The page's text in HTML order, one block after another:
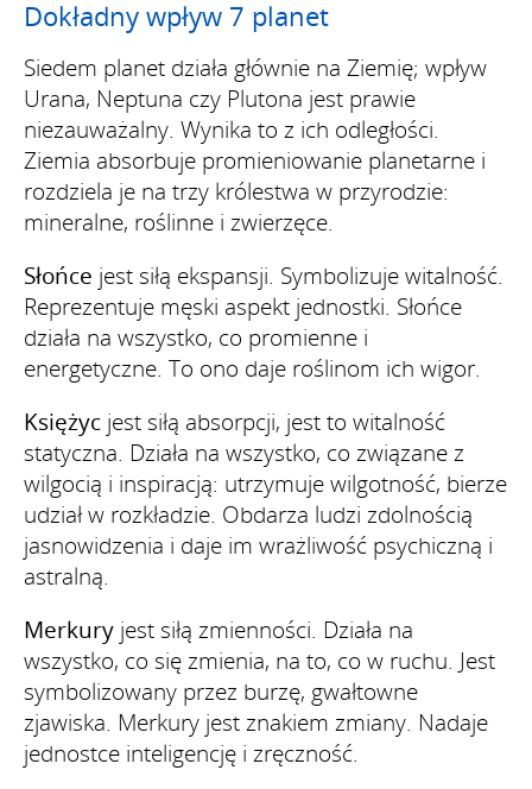
Dokładny wpływ 7 planet
Siedem planet działa głównie na Ziemię; wpływ
Urana, Neptuna czy Plutona jest prawie
niezauważalny. Wynika to z ich odległości.
Ziemia absorbuje promieniowanie planetarne i
rozdziela je na trzy królestwa w przyrodzie:
mineralne, roślinne i zwierzęce.
Słońce jest siłą ekspansji. Symbolizuje witalność.
Reprezentuje męski aspekt jednostki. Słońce
działa na wszystko, co promienne i
energetyczne. To ono daje roślinom ich wigor.
Księżyc jest siłą absorpcji, jest to witalność
statyczna. Działa na wszystko, co związane z
wilgocią i inspiracją: utrzymuje wilgotność, bierze
udział w rozkładzie. Obdarza ludzi zdolnością
jasnowidzenia i daje im wrażliwość psychiczną i
astralną.
Merkury jest siłą zmienności. Działa na
wszystko, co się zmienia, na to, co w ruchu. Jest
symbolizowany przez burzę, gwałtowne
zjawiska. Merkury jest znakiem zmiany. Nadaje
jednostce inteligencję i zręczność.